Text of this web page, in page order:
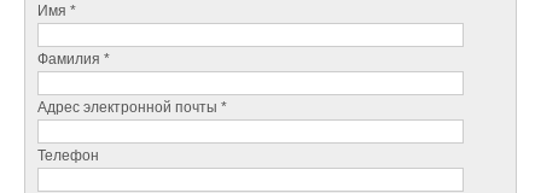
Имя *
Фамилия *
Адрес электронной почты *
Телефон